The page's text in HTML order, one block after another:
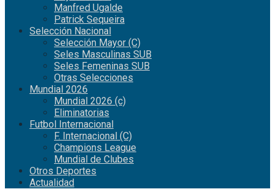
Manfred Ugalde
Patrick Sequeira
Selección Nacional
Selección Mayor (C)
Seles Masculinas SUB
Seles Femeninas SUB
Otras Selecciones
Mundial 2026
Mundial 2026 (c)
Eliminatorias
Futbol Internacional
F. Internacional (C)
Champions League
Mundial de Clubes
Otros Deportes
Actualidad